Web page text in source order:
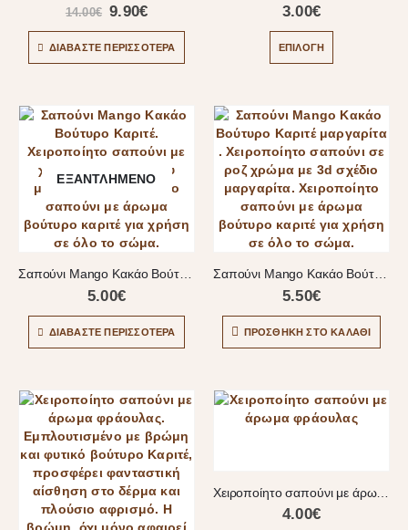
14.00€ 9.90€
ΔΙΑΒΆΣΤΕ ΠΕΡΙΣΣΌΤΕΡΑ
3.00€
ΕΠΙΛΟΓΉ
ΕΞΑΝΤΛΗΜΈΝΟ
Σαπούνι Mango Kακάο Βούτυρο Καριτέ
5.00€
ΔΙΑΒΆΣΤΕ ΠΕΡΙΣΣΌΤΕΡΑ
Σαπούνι Mango Kακάο Βούτυρο Καριτέ μαργαρίτα
5.50€
ΠΡΟΣΘΉΚΗ ΣΤΟ ΚΑΛΆΘΙ
Χειροποίητο σαπούνι με άρωμα φράουλας
4.00€